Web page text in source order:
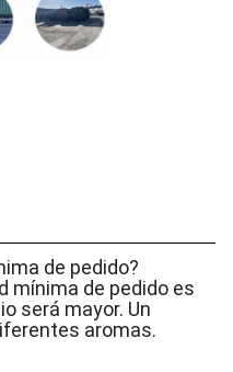
de pedido?
mínima de pedido es
será mayor. Un
aromas.